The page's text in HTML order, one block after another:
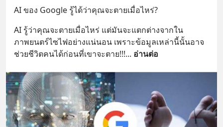
AI ของ Google รู้ได้ว่าคุณจะตายเมื่อไหร่?
AI รู้ว่าคุณจะตายเมื่อไหร่ แต่มันจะแตกต่างจากใน
ภาพยนตร์ไซไฟอย่างแน่นอน เพราะข้อมูลเหล่านี้นั้นอาจ
ช่วยชีวิตคนได้ก่อนที่เขาจะตาย!!!... อ่านต่อ